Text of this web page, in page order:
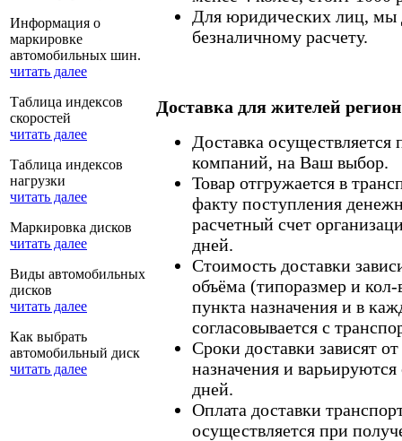
Информация о
маркировке
автомобильных шин.
читать далее
Таблица индексов
скоростей
читать далее
Таблица индексов
нагрузки
читать далее
Маркировка дисков
читать далее
Виды автомобильных
дисков
читать далее
Как выбрать
автомобильный диск
читать далее
Для юридических лиц, мы
безналичному расчету.
Доставка для жителей
Доставка
компаний, на Ваш выбор.
Товар отгружается в
факту поступления
расчетный счет
дней.
Стоимость доставки
объёма (типоразмер и кол-
пункта назначения и в
согласовывается с
Сроки доставки зависят
назначения и
дней.
Оплата доставки
осуществляется при